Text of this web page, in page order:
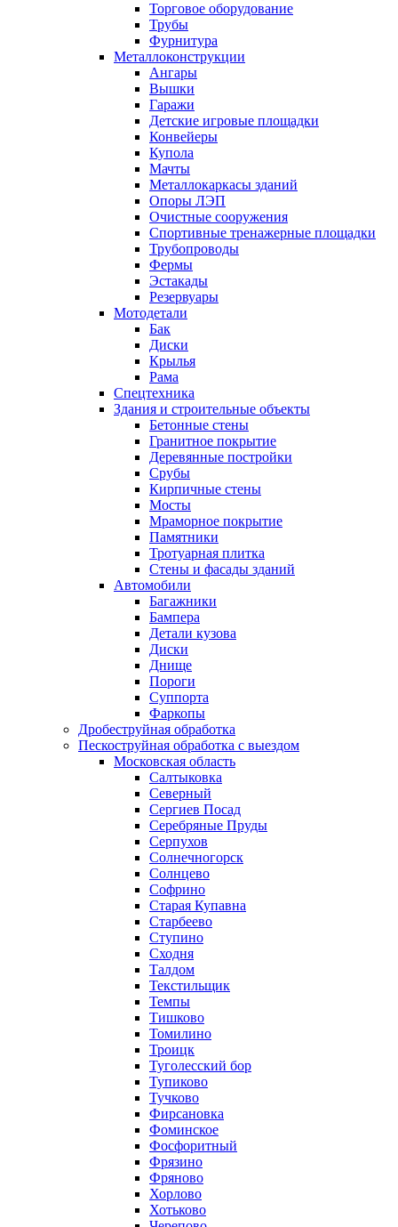
Торговое оборудование
Трубы
Фурнитура
Металлоконструкции
Ангары
Вышки
Гаражи
Детские игровые площадки
Конвейеры
Купола
Мачты
Металлокаркасы зданий
Опоры ЛЭП
Очистные сооружения
Спортивные тренажерные площадки
Трубопроводы
Фермы
Эстакады
Резервуары
Мотодетали
Бак
Диски
Крылья
Рама
Спецтехника
Здания и строительные объекты
Бетонные стены
Гранитное покрытие
Деревянные постройки
Срубы
Кирпичные стены
Мосты
Мраморное покрытие
Памятники
Тротуарная плитка
Стены и фасады зданий
Автомобили
Багажники
Бампера
Детали кузова
Диски
Днище
Пороги
Суппорта
Фаркопы
Дробеструйная обработка
Пескоструйная обработка с выездом
Московская область
Салтыковка
Северный
Сергиев Посад
Серебряные Пруды
Серпухов
Солнечногорск
Солнцево
Софрино
Старая Купавна
Старбеево
Ступино
Сходня
Талдом
Текстильщик
Темпы
Тишково
Томилино
Троицк
Туголесский бор
Тупиково
Тучково
Фирсановка
Фоминское
Фосфоритный
Фрязино
Фряново
Хорлово
Хотьково